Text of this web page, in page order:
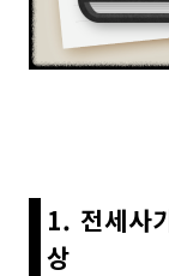
1. 전세사
상